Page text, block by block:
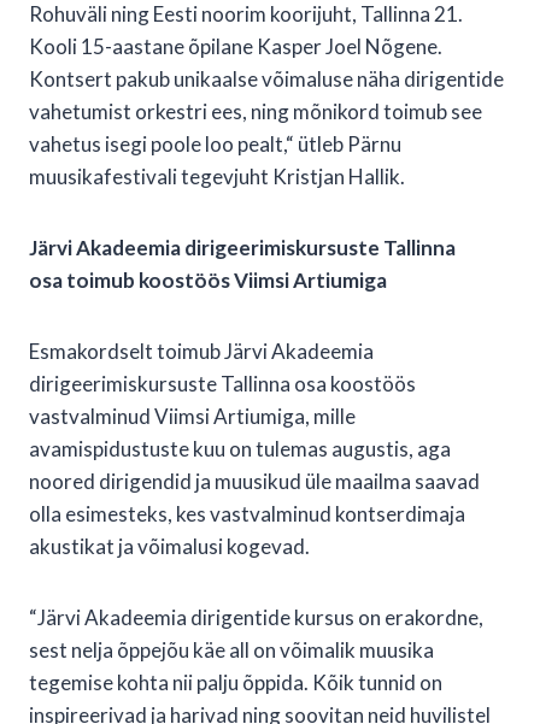
Rohuväli ning Eesti noorim koorijuht, Tallinna 21.
Kooli 15-aastane õpilane Kasper Joel Nõgene.
Kontsert pakub unikaalse võimaluse näha dirigentide
vahetumist orkestri ees, ning mõnikord toimub see
vahetus isegi poole loo pealt,“ ütleb Pärnu
muusikafestivali tegevjuht Kristjan Hallik.
Järvi Akadeemia dirigeerimiskursuste Tallinna
osa toimub koostöös Viimsi Artiumiga
Esmakordselt toimub Järvi Akadeemia
dirigeerimiskursuste Tallinna osa koostöös
vastvalminud Viimsi Artiumiga, mille
avamispidustuste kuu on tulemas augustis, aga
noored dirigendid ja muusikud üle maailma saavad
olla esimesteks, kes vastvalminud kontserdimaja
akustikat ja võimalusi kogevad.
“Järvi Akadeemia dirigentide kursus on erakordne,
sest nelja õppejõu käe all on võimalik muusika
tegemise kohta nii palju õppida. Kõik tunnid on
inspireerivad ja harivad ning soovitan neid huvilistel